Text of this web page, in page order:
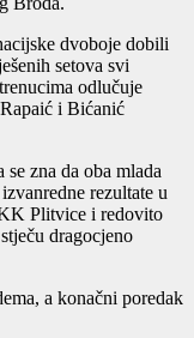
dvoboje dobili
setova svi
odlučuje
i Bićanić
zna da oba mlada
rezultate u
Plitvice i redovito
dragocjeno
a konačni poredak